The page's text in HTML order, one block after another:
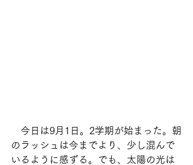
今日は9月1日。2学期が始まった。朝
のラッシュは今までより、少し混んで
いるように感ずる。でも、太陽の光は